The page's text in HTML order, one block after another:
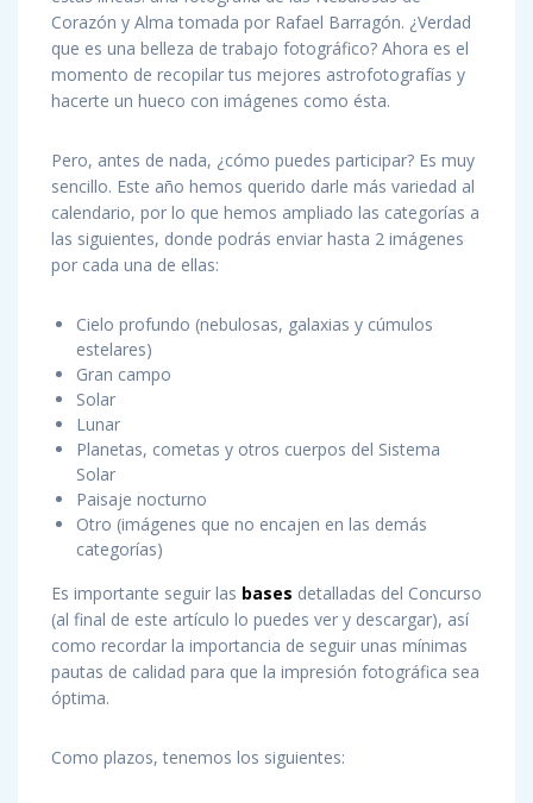
Corazón y Alma tomada por Rafael Barragón. ¿Verdad
que es una belleza de trabajo fotográfico? Ahora es el
momento de recopilar tus mejores astrofotografías y
hacerte un hueco con imágenes como ésta.
Pero, antes de nada, ¿cómo puedes participar? Es muy
sencillo. Este año hemos querido darle más variedad al
calendario, por lo que hemos ampliado las categorías a
las siguientes, donde podrás enviar hasta 2 imágenes
por cada una de ellas:
Cielo profundo (nebulosas, galaxias y cúmulos
estelares)
Gran campo
Solar
Lunar
Planetas, cometas y otros cuerpos del Sistema
Solar
Paisaje nocturno
Otro (imágenes que no encajen en las demás
categorías)
Es importante seguir las bases detalladas del Concurso
(al final de este artículo lo puedes ver y descargar), así
como recordar la importancia de seguir unas mínimas
pautas de calidad para que la impresión fotográfica sea
óptima.
Como plazos, tenemos los siguientes: